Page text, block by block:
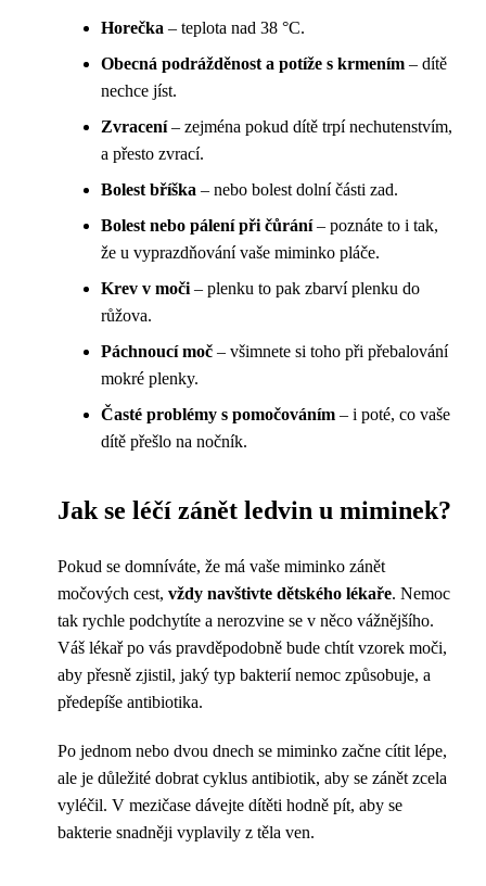
Horečka – teplota nad 38 °C.
Obecná podrážděnost a potíže s krmením – dítě
nechce jíst.
Zvracení– zejména pokud dítě trpí nechutenstvím,
a přesto zvrací.
Bolest bříška – nebo bolest dolní části zad.
Bolest nebo pálení při čůrání– poznáte to i tak,
že u vyprazdňování vaše miminko pláče.
Krev v moči– plenku to pak zbarví plenku do
růžova.
Páchnoucí moč – všimnete si toho při přebalování
mokré plenky.
Časté problémy s pomočováním – i poté, co vaše
dítě přešlo na nočník.
Jak se léčí zánět ledvin u miminek?
Pokud se domníváte, že má vaše miminko zánět
močových cest, vždy navštivte dětského lékaře. Nemoc
tak rychle podchytíte a nerozvine se v něco vážnějšího.
Váš lékař po vás pravděpodobně bude chtít vzorek moči,
aby přesně zjistil, jaký typ bakterií nemoc způsobuje, a
předepíše antibiotika.
Po jednom nebo dvou dnech se miminko začne cítit lépe,
ale je důležité dobrat cyklus antibiotik, aby se zánět zcela
vyléčil. V mezičase dávejte dítěti hodně pít, aby se
bakterie snadněji vyplavily z těla ven.